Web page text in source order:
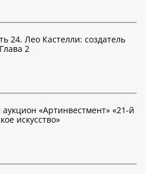
24. Лео Кастелли: создатель
2
«Артинвестмент» «21-й
искусство»